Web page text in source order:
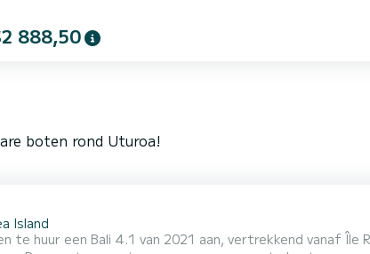
888,50
boten rond Uturoa!
Island
te huur een Bali 4.1 van 2021 aan, vertrekkend vanaf